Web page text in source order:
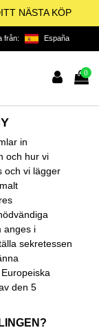
NÄSTA KÖP
från: España
0
in
och hur vi
och vi lägger
anges i
sekretessen
den 5